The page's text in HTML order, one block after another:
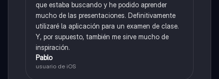
que estaba buscando y he podido aprender
mucho de las presentaciones. Definitivamente
utilizaré la aplicación para un examen de clase.
Y, por supuesto, también me sirve mucho de
inspiración.
Pablo
usuario de iOS